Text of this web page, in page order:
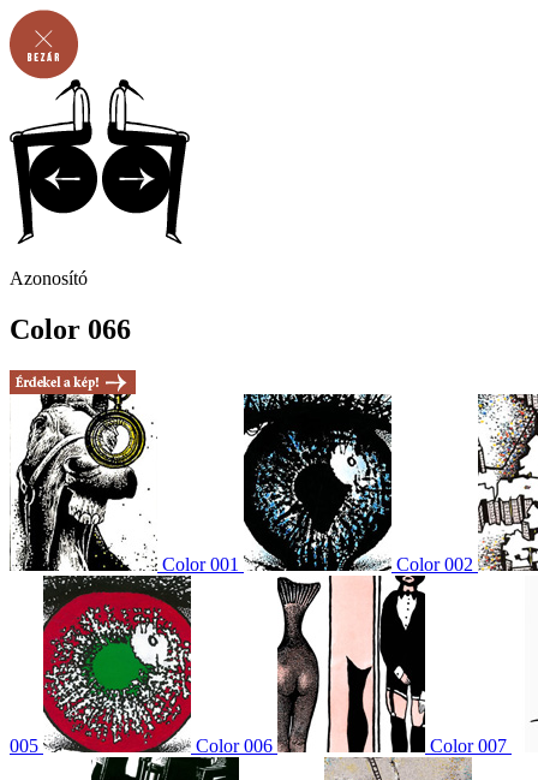
Azonosító
Color 066
Color 001 Color 002
005 Color 006 Color 007